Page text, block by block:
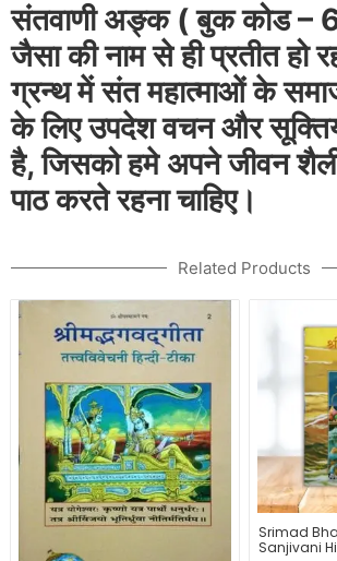
संतवाणी अङ्क ( बुक कोड –
जैसा की नाम से ही प्रतीत हो
ग्रन्थ में संत महात्माओं के
के लिए उपदेश वचन और
है, जिसको हमे अपने जीवन
पाठ करते रहना चाहिए।
Related Products
Srimad
Sanjivani